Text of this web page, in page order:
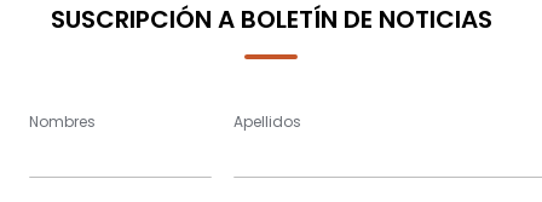
SUSCRIPCIÓN A BOLETÍN DE NOTICIAS
Nombres Apellidos